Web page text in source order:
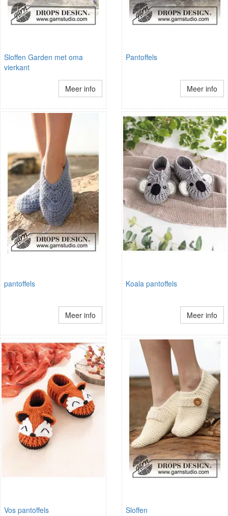
Sloffen Garden met oma
vierkant
Meer info
Pantoffels
Meer info
pantoffels
Meer info
Koala pantoffels
Meer info
Vos pantoffels Sloffen